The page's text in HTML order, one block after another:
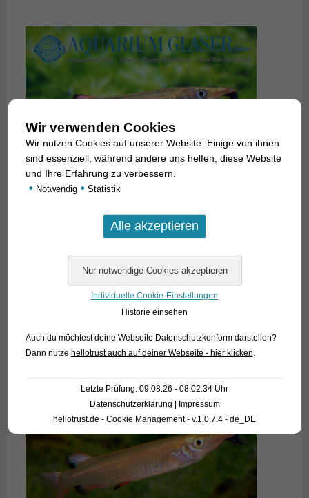
Wir verwenden Cookies
Wir nutzen Cookies auf unserer Website. Einige von ihnen
sind essenziell, während andere uns helfen, diese Website
und Ihre Erfahrung zu verbessern.
• Notwendig • Statistik
Individuelle Cookie-Einstellungen
Historie einsehen
Auch du möchtest deine Webseite Datenschutzkonform darstellen?
Dann nutze hellotrust auch auf deiner Webseite - hier klicken
Letzte Prüfung: 09.08.26 - 08:02:34 Uhr
Datenschutzerklärung | Impressum
hellotrust.de - Cookie Management - v.1.0.7.4 - de_DE